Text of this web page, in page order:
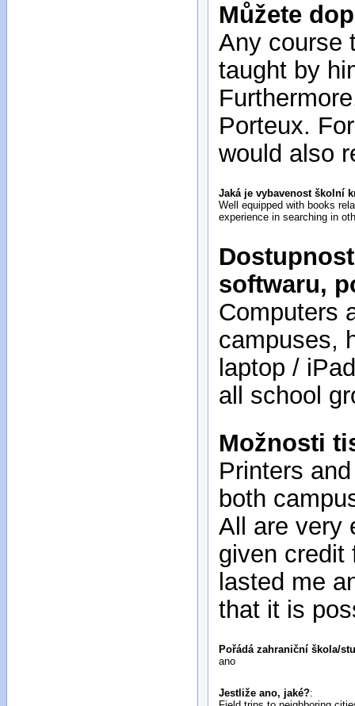
Můžete
Any course
taught by
Porteux.
would also
Jaká je vybavenost školní
Well equipped with books
experience in searching in
softwaru,
Computers
campuses,
laptop /
all school
Možnosti
Printers
both
All are very
given credit
lasted me
that it is
Pořádá zahraniční škola/
ano
Jestliže ano, jaké?: